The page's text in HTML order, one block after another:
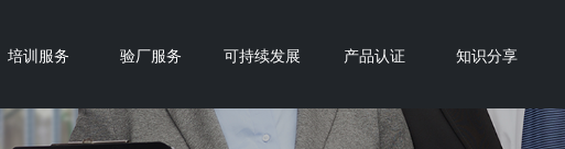
培训服务 验厂服务 可持续发展 产品认证 知识分享